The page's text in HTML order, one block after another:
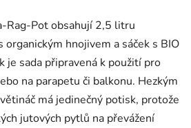
Rag-Pot obsahují 2,5 litru
hnojivem a sáček s BIO
je sada připravená k použití pro
na parapetu či balkonu. Hezkým
má jedinečný potisk, protože
jutových pytlů na převážení